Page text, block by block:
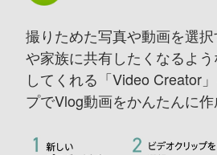
撮りためた写真や動画を選
や家族に共有したくなるよう
してくれる「Video Creator」
プでVlog動画をかんたんに作